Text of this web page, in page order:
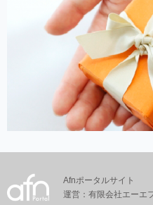
Afnポータルサイト
運営：有限会社エーエ